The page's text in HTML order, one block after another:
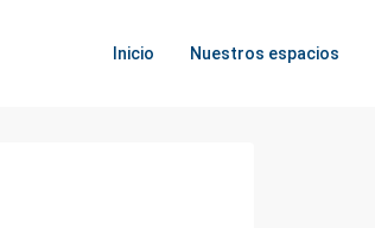
Inicio Nuestros espacios